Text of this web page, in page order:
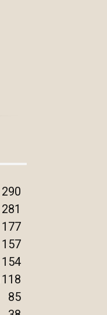
290
281
177
157
154
118
85